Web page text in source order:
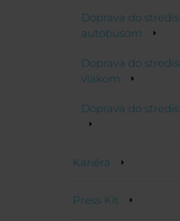
Doprava do
autobusom
Doprava do
vlakom
Doprava do
Kariéra
Press Kit